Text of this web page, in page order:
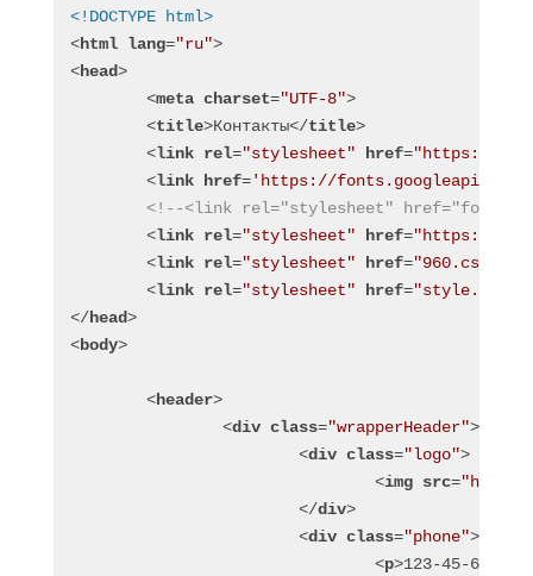
<!DOCTYPE html>
<html lang="ru">
<head>
<meta charset="UTF-8">
<title>Контакты</title>
<link rel="stylesheet" href="https://
<link href='https://
<!--<link rel="stylesheet" href="font-
<link rel="stylesheet" href="https://
<link rel="stylesheet" href="960.css"
<link rel="stylesheet" href="style.css"
</head>
<body>
<header>
<div class="wrapperHeader">
<div class="logo">
<img src="http://
</div>
<div class="phone">
<p>123-45-67